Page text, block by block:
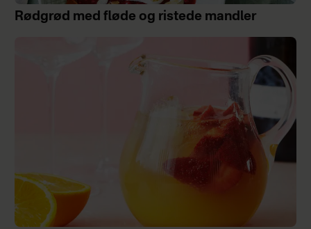
Rødgrød med fløde og ristede mandler